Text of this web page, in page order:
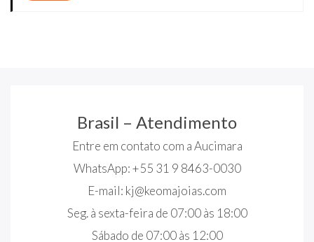
Brasil – Atendimento
Entre em contato com a Aucimara
WhatsApp: +55 31 9 8463-0030
E-mail: kj@keomajoias.com
Seg. à sexta-feira de 07:00 às 18:00
Sábado de 07:00 às 12:00